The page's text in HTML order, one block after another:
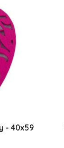
- 40x59